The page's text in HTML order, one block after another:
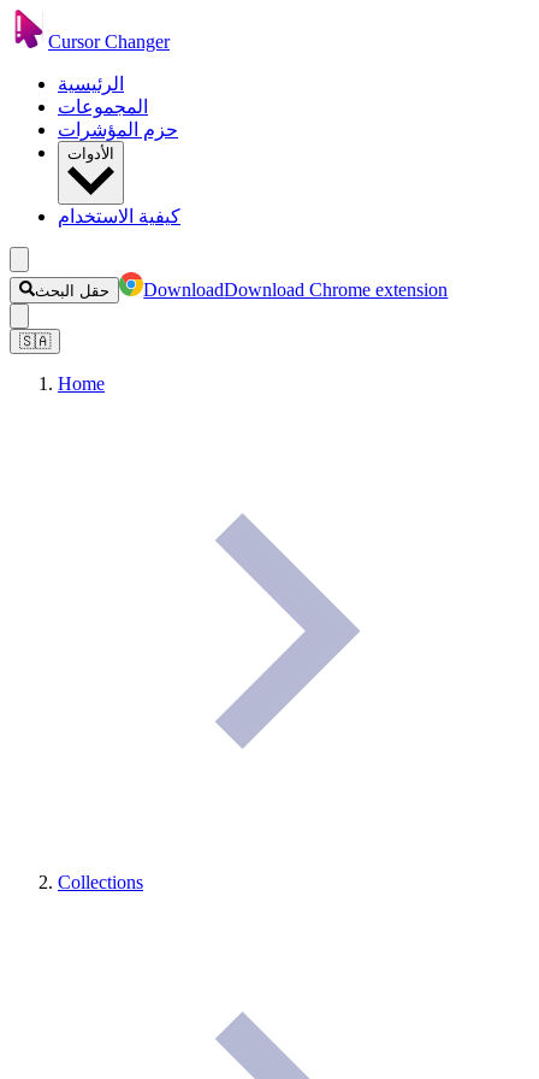
Cursor Changer
الرئيسية
المجموعات
حزم المؤشرات
الأدوات
كيفية الاستخدام
حقل البحث DownloadDownload Chrome extension
🇸🇦
Home
Collections